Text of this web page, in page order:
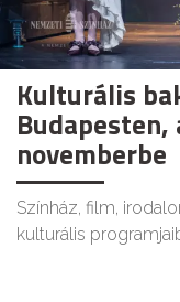
Kulturális
novemberbe
Színház, film,
kulturális